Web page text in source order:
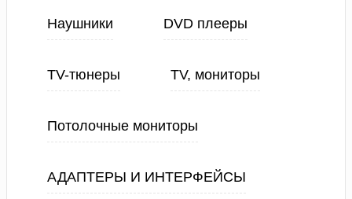
Наушники DVD плееры
TV-тюнеры TV, мониторы
Потолочные мониторы
АДАПТЕРЫ И ИНТЕРФЕЙСЫ